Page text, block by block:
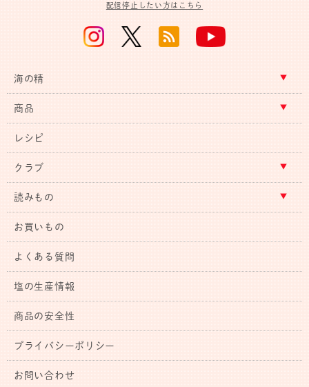
配信停止したい方はこちら
海の精
商品
レシピ
クラブ
読みもの
お買いもの
よくある質問
塩の生産情報
商品の安全性
プライバシーポリシー
お問い合わせ